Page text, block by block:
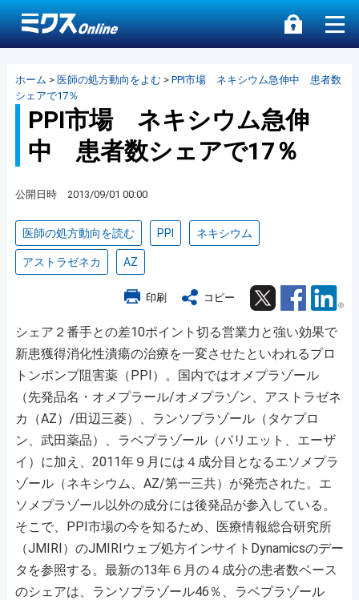
ホーム > 医師の処方動向をよむ> PPI市場 ネキシウム急伸中 患者数
シェアで17％
PPI市場 ネキシウム急伸
中 患者数シェアで17％
公開日時 2013/09/01 00:00
医師の処方動向を読む PPI ネキシウム
アストラゼネカ AZ
印刷 コピー Twitter Facebook
シェア２番手との差10ポイント切る営業力と強い効果で
新患獲得消化性潰瘍の治療を一変させたといわれるプロ
トンポンプ阻害薬（PPI）。国内ではオメプラゾール
（先発品名・オメプラール/オメプラゾン、アストラゼネ
カ（AZ）/田辺三菱）、ランソプラゾール（タケプロ
ン、武田薬品）、ラベプラゾール（パリエット、エーザ
イ）に加え、2011年９月には４成分目となるエソメプラ
ゾール（ネキシウム、AZ/第一三共）が発売された。エ
ソメプラゾール以外の成分には後発品が参入している。
そこで、PPI市場の今を知るため、医療情報総合研究所
（JMIRI）のJMIRIウェブ処方インサイトDynamicsのデー
タを参照する。最新の13年６月の４成分の患者数ベース
のシェアは、ランソプラゾール46％、ラベプラゾール